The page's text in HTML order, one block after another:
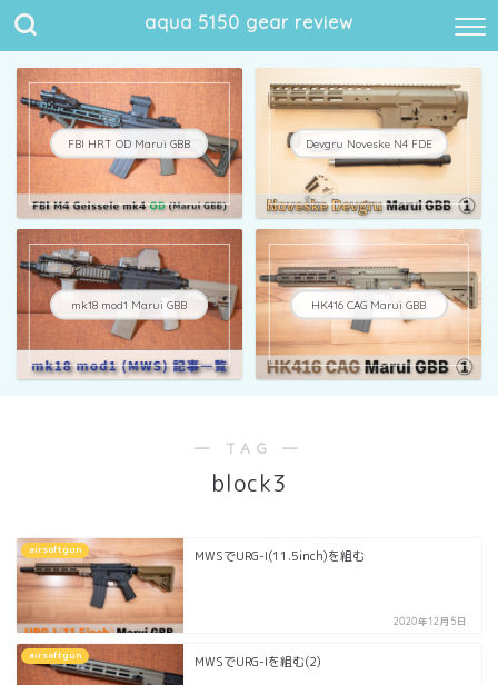
aqua 5150 gear review
FBI HRT OD Marui GBB Devgru Noveske N4 FDE
mk18 mod1 Marui GBB HK416 CAG Marui GBB
― TAG ―
block3
airsoftgun MWSでURG-I(11.5inch)を組む
2020年12月5日
airsoftgun MWSでURG-Iを組む(2)